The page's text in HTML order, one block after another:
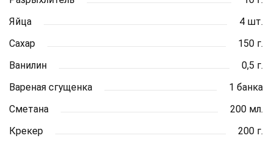
Яйца
4 шт.
Сахар
150 г.
Ванилин
0,5 г.
Вареная сгущенка
1 банка
Сметана
200 мл.
Крекер
200 г.